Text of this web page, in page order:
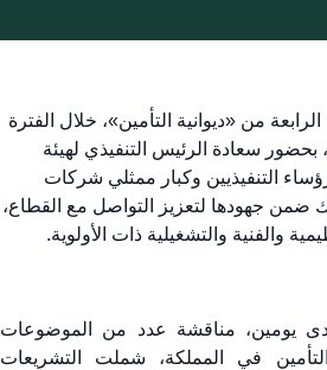
من «ديوانية التأمين»، خلال الفترة
إلى 14 مايو 2026م، بحضور سعادة الرئيس التنفيذي لهيئة
التنفيذيين وكبار ممثلي شركات
ضمن جهودها لتعزيز التواصل مع القطاع،
والفنية والتشغيلية ذات الأولوية.
يومين، مناقشة عدد من الموضوعات
في المملكة، شملت التشريعات